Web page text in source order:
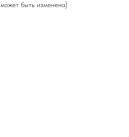
может быть изменена)